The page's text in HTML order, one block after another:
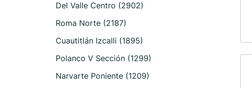
Del Valle Centro (2902)
Roma Norte (2187)
Cuautitlán Izcalli (1895)
Polanco V Sección (1299)
Narvarte Poniente (1209)